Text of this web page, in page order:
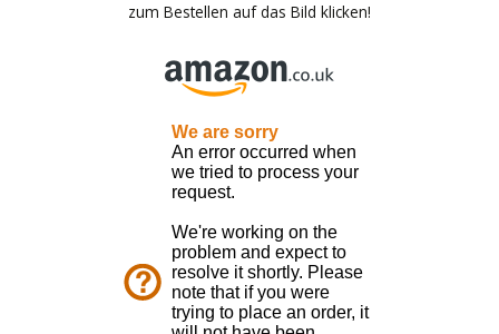
zum Bestellen auf das Bild klicken!